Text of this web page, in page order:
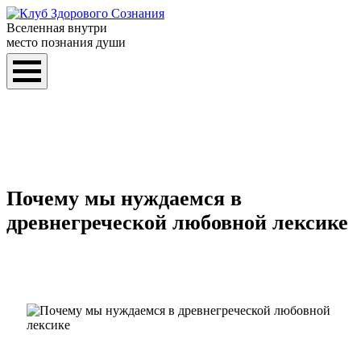
Вселенная внутри
место познания души
Почему мы нуждаемся в
древнегреческой любовной лексике